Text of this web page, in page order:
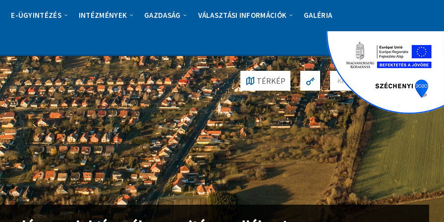
E-ÜGYINTÉZÉS INTÉZMÉNYEK GAZDASÁG VÁLASZTÁSI INFORMÁCIÓK GALÉRIA
TÉRKÉP
A
R
C
H
: